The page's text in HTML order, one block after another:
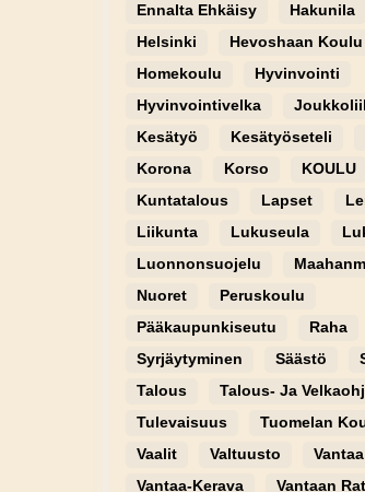
Ennalta Ehkäisy
Hakunila
Helsinki
Hevoshaan Koulu
Homekoulu
Hyvinvointi
Hyvinvointivelka
Kesätyö
Kesätyöseteli
Korona
Korso
KOULU
Kuntatalous
Lapset
Liikunta
Lukuseula
Luonnonsuojelu
Nuoret
Peruskoulu
Pääkaupunkiseutu
Raha
Syrjäytyminen
Säästö
Talous
Talous- Ja
Tulevaisuus
Tuomelan
Vaalit
Valtuusto
Vantaa
Vantaa-Kerava
Vantaan